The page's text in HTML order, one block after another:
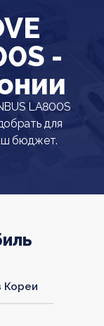
-
LA800S
для
бюджет.
Кореи